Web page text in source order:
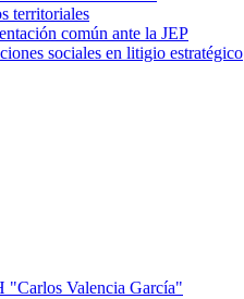
territoriales
común ante la JEP
sociales en litigio estratégico
"Carlos Valencia García"